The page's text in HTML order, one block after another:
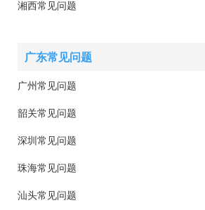
湘西常见问题
广东常见问题
广州常见问题
韶关常见问题
深圳常见问题
珠海常见问题
汕头常见问题